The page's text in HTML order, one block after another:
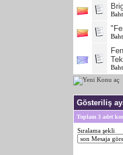
Gösteriliş
Toplam 3 adet
Sıralama şekli